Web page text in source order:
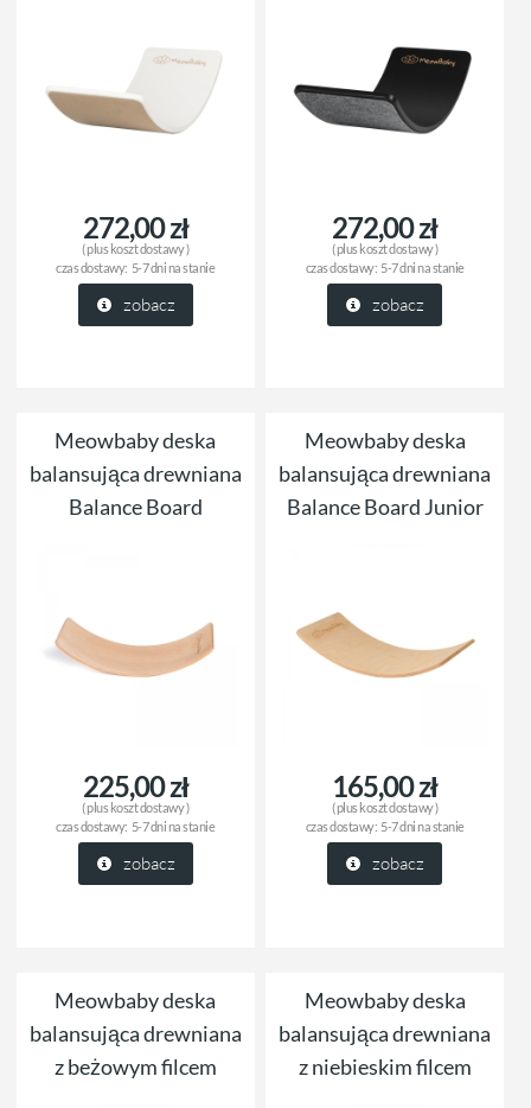
272,00 zł
( plus koszt dostawy)
czas dostawy: 5-7 dni na stanie
zobacz
272,00 zł
( plus koszt dostawy)
czas dostawy: 5-7 dni na stanie
zobacz
Meowbaby deska
balansująca drewniana
Balance Board
225,00 zł
( pluskoszt dostawy)
czas dostawy: 5-7 dni na stanie
zobacz
Meowbaby deska
balansująca drewniana
Balance Board Junior
165,00 zł
( pluskoszt dostawy)
czas dostawy: 5-7 dni na stanie
zobacz
Meowbaby deska
balansująca drewniana
z beżowym filcem
Meowbaby deska
balansująca drewniana
z niebieskim filcem